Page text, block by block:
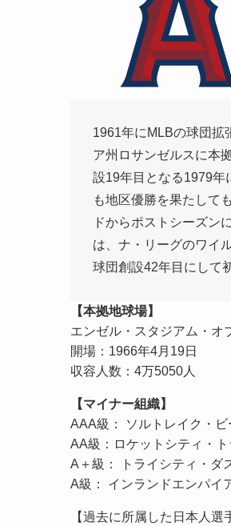
1961年にMLBの球団拡
ア州ロサンゼルスに本
設19年目となる1979年
も地区優勝を果たして
ドからポストシーズン
は、ナ・リーグのワイ
球団創設42年目にして
【本拠地球場】
エンゼル・スタジアム・オ
開場：1966年4月19日
収容人数：4万5050人
【マイナー組織】
AAA級： ソルトレイク・ビ
AA級：ロケットシティ・
A＋級： トライシティ・ダ
A級： インランドエンパイ
【過去に所属した日本人選